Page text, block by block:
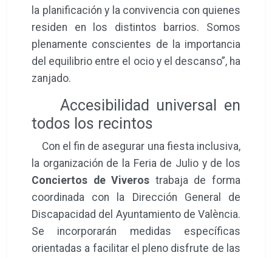
la planificación y la convivencia con quienes
residen en los distintos barrios. Somos
plenamente conscientes de la importancia
del equilibrio entre el ocio y el descanso”, ha
zanjado.
Accesibilidad universal en
todos los recintos
Con el fin de asegurar una fiesta inclusiva,
la organización de la Feria de Julio y de los
Conciertos de Viveros trabaja de forma
coordinada con la Dirección General de
Discapacidad del Ayuntamiento de València.
Se incorporarán medidas específicas
orientadas a facilitar el pleno disfrute de las